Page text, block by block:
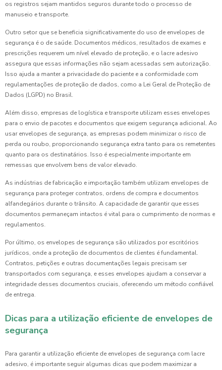
os registros sejam mantidos seguros durante todo o processo de
manuseio e transporte.
Outro setor que se beneficia significativamente do uso de envelopes de
segurança é o de saúde. Documentos médicos, resultados de exames e
prescrições requerem um nível elevado de proteção, e o lacre adesivo
assegura que essas informações não sejam acessadas sem autorização.
Isso ajuda a manter a privacidade do paciente e a conformidade com
regulamentações de proteção de dados, como a Lei Geral de Proteção de
Dados (LGPD) no Brasil.
Além disso, empresas de logística e transporte utilizam esses envelopes
para o envio de pacotes e documentos que exigem segurança adicional. Ao
usar envelopes de segurança, as empresas podem minimizar o risco de
perda ou roubo, proporcionando segurança extra tanto para os remetentes
quanto para os destinatários. Isso é especialmente importante em
remessas que envolvem bens de valor elevado.
As indústrias de fabricação e importação também utilizam envelopes de
segurança para proteger contratos, ordens de compra e documentos
alfandegários durante o trânsito. A capacidade de garantir que esses
documentos permaneçam intactos é vital para o cumprimento de normas e
regulamentos.
Por último, os envelopes de segurança são utilizados por escritórios
jurídicos, onde a proteção de documentos de clientes é fundamental.
Contratos, petições e outras documentações legais precisam ser
transportados com segurança, e esses envelopes ajudam a conservar a
integridade desses documentos cruciais, oferecendo um método confiável
de entrega.
Dicas para a utilização eficiente de envelopes de
segurança
Para garantir a utilização eficiente de envelopes de segurança com lacre
adesivo, é importante seguir algumas dicas que podem maximizar a